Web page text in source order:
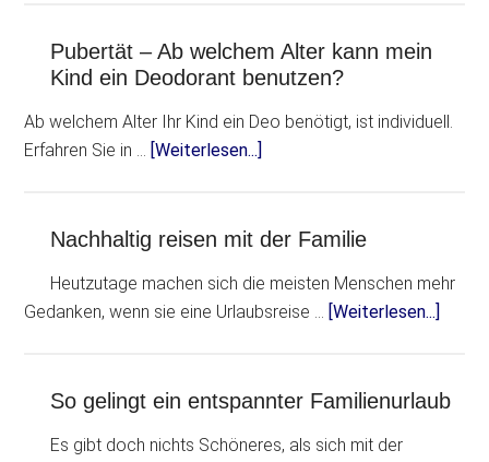
Pubertät – Ab welchem Alter kann mein
Kind ein Deodorant benutzen?
Ab welchem Alter Ihr Kind ein Deo benötigt, ist individuell.
Erfahren Sie in … [Weiterlesen...]
Nachhaltig reisen mit der Familie
Heutzutage machen sich die meisten Menschen mehr
Gedanken, wenn sie eine Urlaubsreise … [Weiterlesen...]
So gelingt ein entspannter Familienurlaub
Es gibt doch nichts Schöneres, als sich mit der